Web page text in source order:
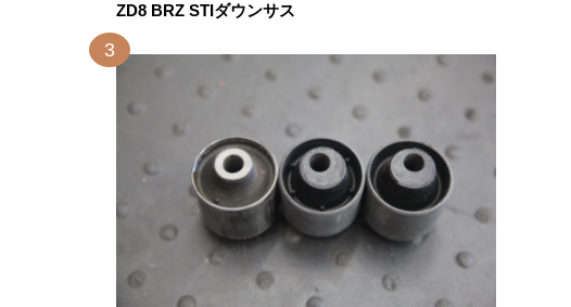
ZD8 BRZ STIダウンサス
3